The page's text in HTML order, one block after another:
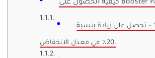
المستوى 10 – تحصل على زيادة بنسبة
20٪ في معدل الانخفاض.